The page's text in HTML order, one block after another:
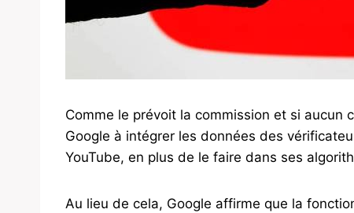
Comme le prévoit la commission et si aucun
Google à intégrer les données des
YouTube, en plus de le faire dans ses
Au lieu de cela, Google affirme que la